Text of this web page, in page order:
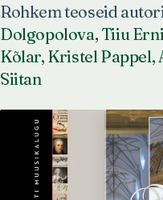
Rohkem teoseid
Dolgopolova, Tiiu
Kõlar, Kristel Pappel,
Siitan